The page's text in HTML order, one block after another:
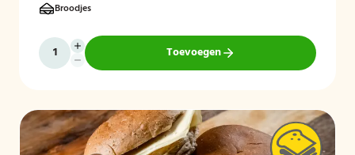
Broodjes
Toevoegen